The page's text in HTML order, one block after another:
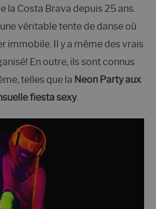
la Costa Brava depuis 25 ans.
véritable tente de danse où
immobile. Il y a même des vrais
En outre, ils sont connus
telles que la Neon Party aux
fiesta sexy.